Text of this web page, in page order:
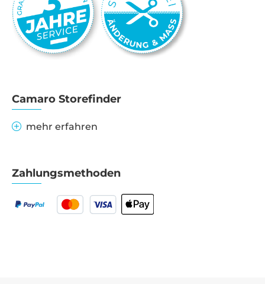
Camaro Storefinder
mehr erfahren
Zahlungsmethoden